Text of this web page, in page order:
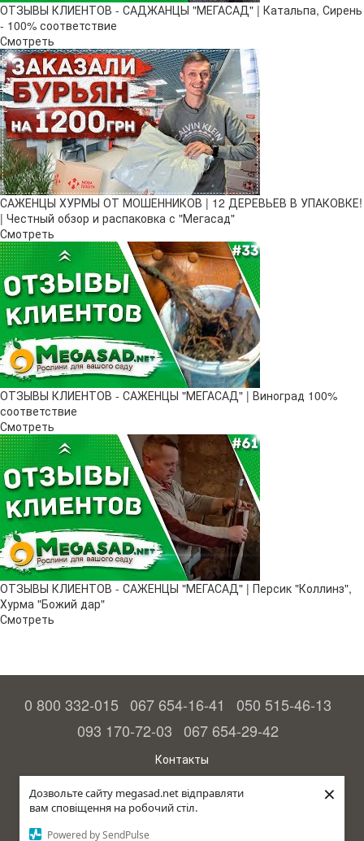
Дозвольте сайту megasad.net відправляти
вам сповіщення на робочий стіл.
Powered by SendPulse
×
ОТЗЫВЫ КЛИЕНТОВ - САДЖАНЦЫ "МЕГАСАД" | Катальпа, Сирень
- 100% соответствие
Смотреть
САЖЕНЦЫ ХУРМЫ ОТ МОШЕННИКОВ | 12 ДЕРЕВЬЕВ В УПАКОВКЕ!
| Честный обзор и распаковка с "Мегасад"
Смотреть
ОТЗЫВЫ КЛИЕНТОВ - САЖЕНЦЫ "МЕГАСАД" | Виноград 100%
соответствие
Смотреть
ОТЗЫВЫ КЛИЕНТОВ - САЖЕНЦЫ "МЕГАСАД" | Персик "Коллинз",
Хурма "Божий дар"
Смотреть
0 800 332-015 067 654-16-41
050 515-46-13
093 170-72-03 067 654-29-42
Контакты
Полная версия сайта
© 2015—2026
Megasad - гарантия высокого урожая